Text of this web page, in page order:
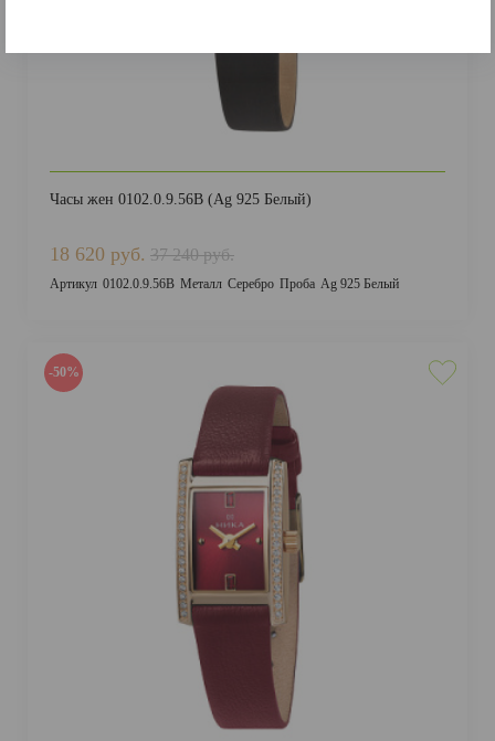
Часы жен 0102.0.9.56В (Ag 925 Белый)
18 620 руб. 37 240 руб.
Артикул 0102.0.9.56В Металл Серебро Проба Ag 925 Белый
-50%